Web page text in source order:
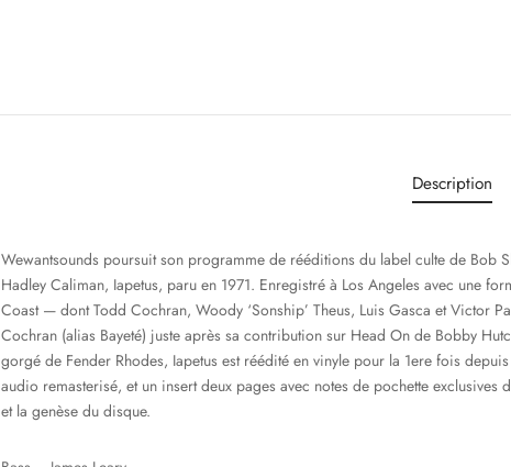
Description
Wewantsounds poursuit son programme de rééditions du label culte de Bob
Hadley Caliman, Iapetus, paru en 1971. Enregistré à Los Angeles avec une
Coast — dont Todd Cochran, Woody ‘Sonship’ Theus, Luis Gasca et Victor
Cochran (alias Bayeté) juste après sa contribution sur Head On de Bobby
gorgé de Fender Rhodes, Iapetus est réédité en vinyle pour la 1ere fois
audio remasterisé, et un insert deux pages avec notes de pochette
et la genèse du disque.